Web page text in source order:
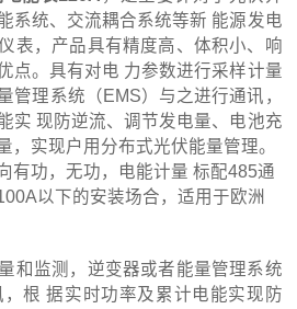
系统、交流耦合系统等新 能源发电
表，产品具有精度高、体积小、响
点。具有对电 力参数进行采样计量
管理系统（EMS）与之进行通讯，
实 现防逆流、调节发电量、电池充
，实现户用分布式光伏能量管理。
有功，无功，电能计量 标配485通
以下的安装场合，适用于欧洲
和监测，逆变器或者能量管理系统
，根 据实时功率及累计电能实现防